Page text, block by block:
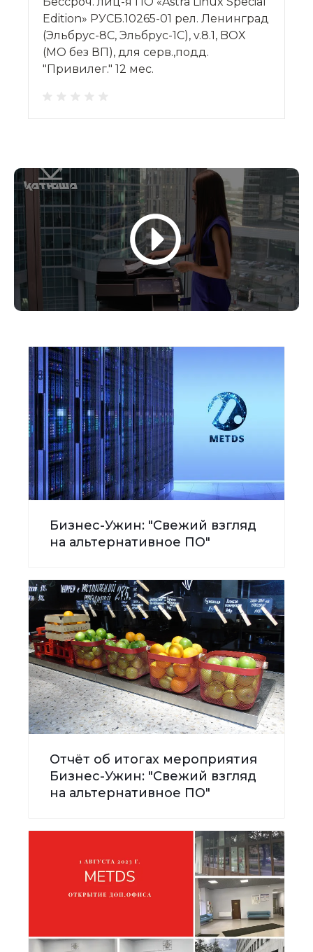
Edition» РУСБ.10265-01 рел. Ленинград
(Эльбрус-8С, Эльбрус-1С), v.8.1, BOX
(МО без ВП), для серв.,подд.
"Привилег." 12 мес.
Бизнес-Ужин: "Свежий взгляд
на альтернативное ПО"
Отчёт об итогах мероприятия
Бизнес-Ужин: "Свежий взгляд
на альтернативное ПО"